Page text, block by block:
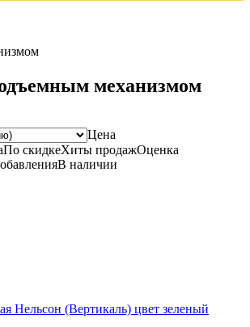
механизмом
Цена
По скидкеХиты продажОценка
В наличии
Нельсон (Вертикаль) цвет зеленый